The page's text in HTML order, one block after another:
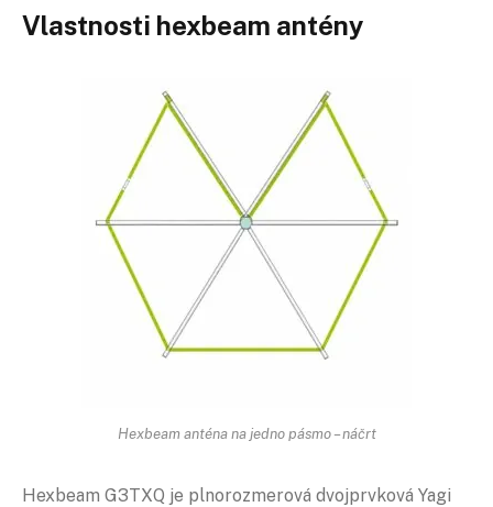
Vlastnosti hexbeam antény
Hexbeam anténa na jedno pásmo – náčrt
Hexbeam G3TXQ je plnorozmerová dvojprvková Yagi